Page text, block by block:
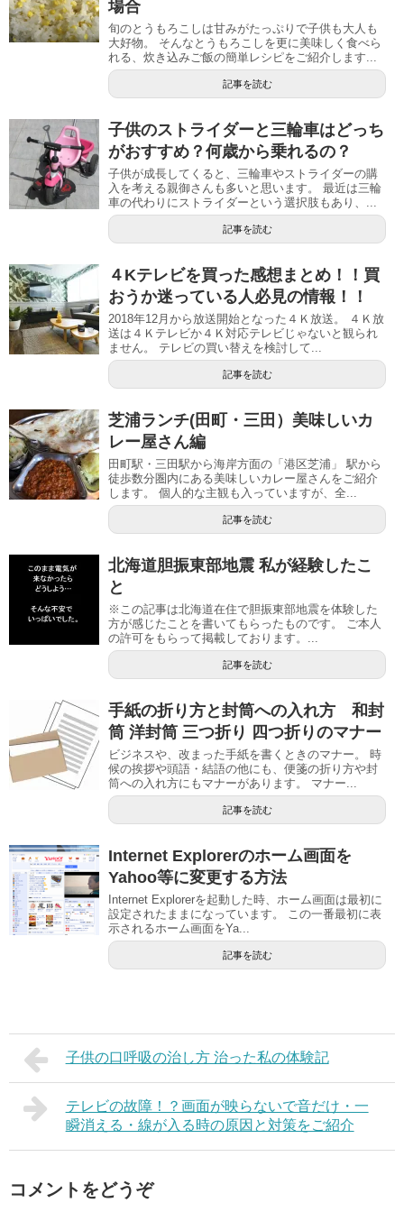
場合
旬のとうもろこしは甘みがたっぷりで子供も大人も
大好物。 そんなとうもろこしを更に美味しく食べら
れる、炊き込みご飯の簡単レシピをご紹介します...
記事を読む
子供のストライダーと三輪車はどっち
がおすすめ？何歳から乗れるの？
子供が成長してくると、三輪車やストライダーの購
入を考える親御さんも多いと思います。 最近は三輪
車の代わりにストライダーという選択肢もあり、...
記事を読む
４Kテレビを買った感想まとめ！！買
おうか迷っている人必見の情報！！
2018年12月から放送開始となった４Ｋ放送。 ４Ｋ放
送は４Ｋテレビか４Ｋ対応テレビじゃないと観られ
ません。 テレビの買い替えを検討して...
記事を読む
芝浦ランチ(田町・三田）美味しいカ
レー屋さん編
田町駅・三田駅から海岸方面の「港区芝浦」 駅から
徒歩数分圏内にある美味しいカレー屋さんをご紹介
します。 個人的な主観も入っていますが、全...
記事を読む
北海道胆振東部地震 私が経験したこ
と
※この記事は北海道在住で胆振東部地震を体験した
方が感じたことを書いてもらったものです。 ご本人
の許可をもらって掲載しております。...
記事を読む
手紙の折り方と封筒への入れ方 和封
筒 洋封筒 三つ折り 四つ折りのマナー
ビジネスや、改まった手紙を書くときのマナー。 時
候の挨拶や頭語・結語の他にも、便箋の折り方や封
筒への入れ方にもマナーがあります。 マナー...
記事を読む
Internet Explorerのホーム画面を
Yahoo等に変更する方法
Internet Explorerを起動した時、ホーム画面は最初に
設定されたままになっています。 この一番最初に表
示されるホーム画面をYa...
記事を読む
子供の口呼吸の治し方 治った私の体験記
テレビの故障！？画面が映らないで音だけ・一
瞬消える・線が入る時の原因と対策をご紹介
コメントをどうぞ